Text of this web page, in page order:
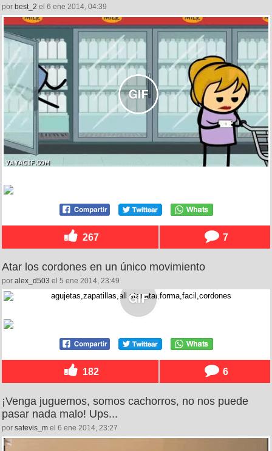
por best_2 el 6 ene 2014, 04:39
267 7
Atar los cordones en un único movimiento
por alex_d503 el 5 ene 2014, 23:49
182 6
¡Venga juguemos, somos cachorros, no nos puede
pasar nada malo! Ups...
por satevis_m el 6 ene 2014, 23:27